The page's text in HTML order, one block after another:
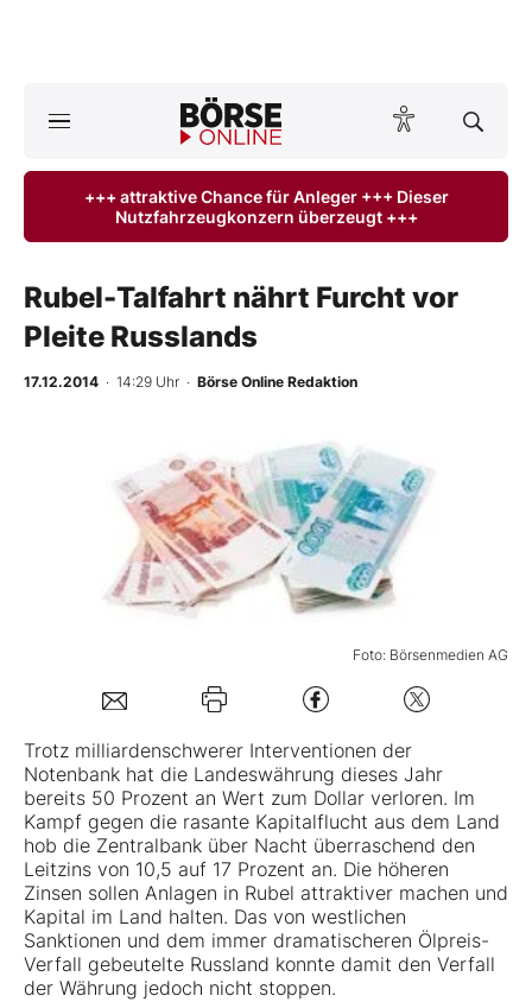
ktuelle Ausgabe BÖRSE ONLINE lesen
Anlageprodukte
Finanz-Check
BO-Musterdepots
Experten
Mein B:O
Kontakt
+++ attraktive Chance für Anleger +++ Dieser
Nutzfahrzeugkonzern überzeugt +++
Rubel-Talfahrt nährt Furcht vor
Pleite Russlands
17.12.2014 · 14:29 Uhr · Börse Online Redaktion
Foto: Börsenmedien AG
Trotz milliardenschwerer Interventionen der
Notenbank hat die Landeswährung dieses Jahr
bereits 50 Prozent an Wert zum Dollar verloren. Im
Kampf gegen die rasante Kapitalflucht aus dem Land
hob die Zentralbank über Nacht überraschend den
Leitzins von 10,5 auf 17 Prozent an. Die höheren
Zinsen sollen Anlagen in Rubel attraktiver machen und
Kapital im Land halten. Das von westlichen
Sanktionen und dem immer dramatischeren Ölpreis-
Verfall gebeutelte Russland konnte damit den Verfall
der Währung jedoch nicht stoppen.